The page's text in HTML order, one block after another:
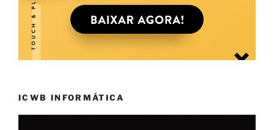
ICWB INFORMÁTICA